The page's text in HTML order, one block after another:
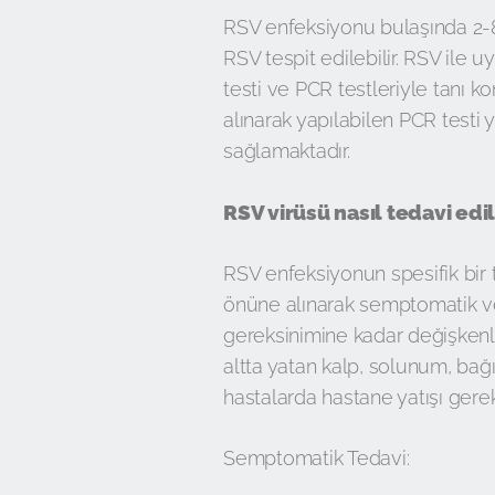
RSV enfeksiyonu bulaşında
RSV tespit edilebilir. RSV ile
testi ve PCR testleriyle tanı
alınarak yapılabilen PCR testi
sağlamaktadır.
RSV virüsü nasıl tedavi
RSV enfeksiyonun spesifik bir
önüne alınarak semptomatik
gereksinimine kadar
altta yatan kalp, solunum,
hastalarda hastane yatışı
Semptomatik Tedavi: